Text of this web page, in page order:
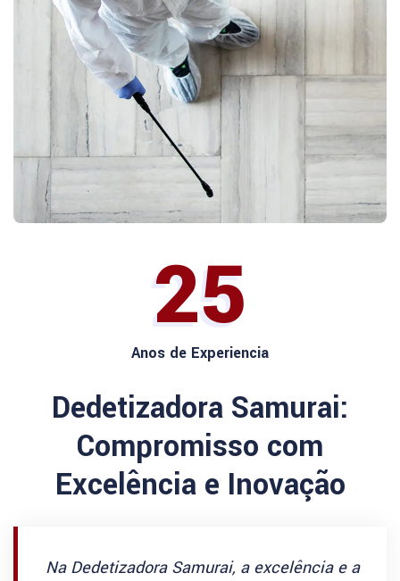
25
Anos de Experiencia
Dedetizadora Samurai:
Compromisso com
Excelência e Inovação
Na Dedetizadora Samurai, a excelência e a